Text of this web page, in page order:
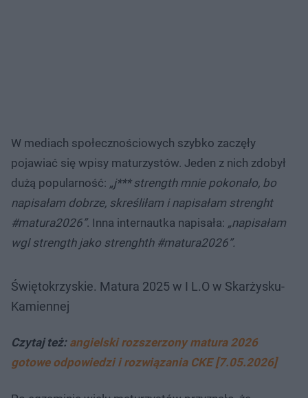
W mediach społecznościowych szybko zaczęły
pojawiać się wpisy maturzystów. Jeden z nich zdobył
dużą popularność: „j*** strength mnie pokonało, bo
napisałam dobrze, skreśliłam i napisałam strenght
#matura2026”. Inna internautka napisała: „napisałam
wgl strength jako strenghth #matura2026”.
Świętokrzyskie. Matura 2025 w I L.O w Skarżysku-
Kamiennej
Czytaj też: angielski rozszerzony matura 2026
gotowe odpowiedzi i rozwiązania CKE [7.05.2026]